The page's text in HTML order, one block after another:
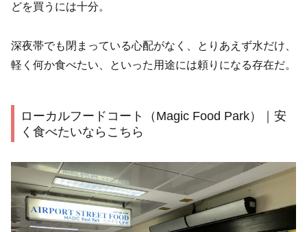
どを買うには十分。
深夜帯でも閉まっている心配がなく、とりあえず水だけ、
軽く何か食べたい、といった用途には頼りになる存在だ。
ローカルフードコート（Magic Food Park）｜安
く食べたいならこちら